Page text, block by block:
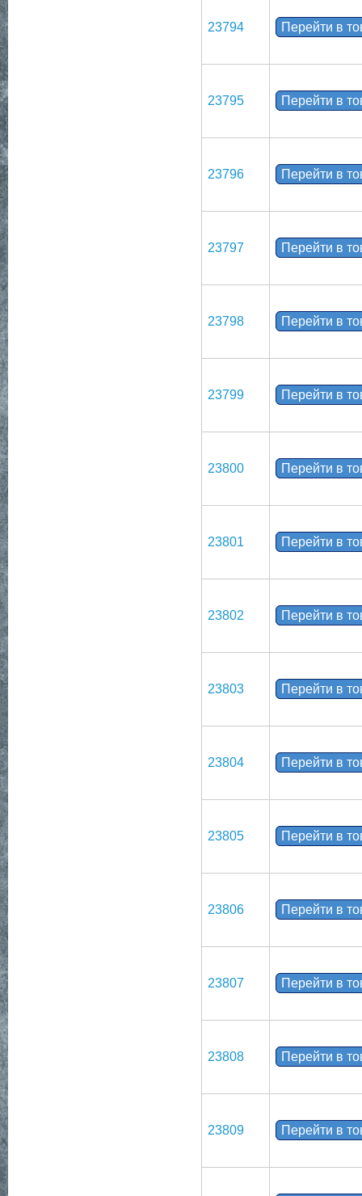
23794 Перейти в
23795 Перейти в
23796 Перейти в
23797 Перейти в
23798 Перейти в
23799 Перейти в
23800 Перейти в
23801 Перейти в
23802 Перейти в
23803 Перейти в
23804 Перейти в
23805 Перейти в
23806 Перейти в
23807 Перейти в
23808 Перейти в
23809 Перейти в